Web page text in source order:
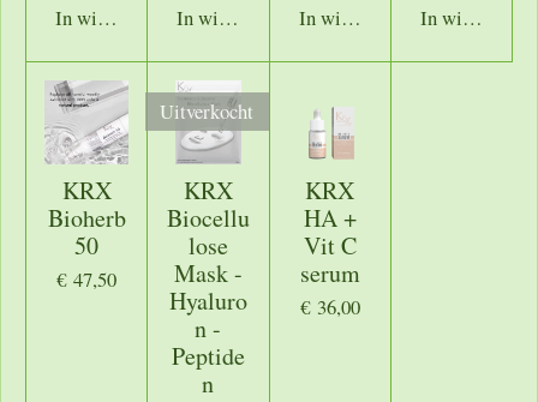
In winkelwagenIn winkelwagenIn winkelwagenIn
KRX
Bioherb
50
€ 47,50
Uitverkocht
KRX
Biocellu
lose
Mask -
Hyaluro
n -
Peptide
n
KRX
HA +
Vit C
serum
€ 36,00